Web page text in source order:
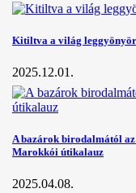
Kitiltva a világ
2025.12.01.
A bazárok birodalmától
Marokkói útikalauz
2025.04.08.